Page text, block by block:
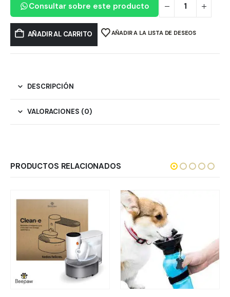
Consultar sobre este producto
AÑADIR AL CARRITO AÑADIR A LA LISTA DE DESEOS
DESCRIPCIÓN
VALORACIONES (0)
PRODUCTOS RELACIONADOS